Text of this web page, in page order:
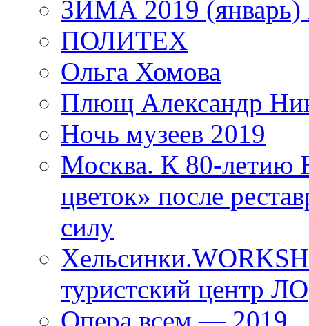
ЗИМА 2019 (январь)
ПОЛИТЕХ
Ольга Хомова
Плющ Александр
Ночь музеев 2019
Москва. К 80-
цветок» после
силу
туристский центр ЛО